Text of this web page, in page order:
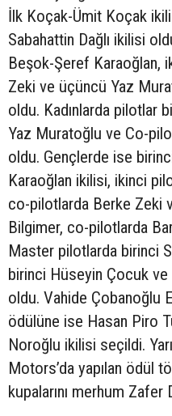
İlk Koçak-Ümit Koçak
Sabahattin Dağlı ikilisi
Beşok-Şeref Karaoğlan,
Zeki ve üçüncü Yaz
oldu. Kadınlarda pilotlar
Yaz Muratoğlu ve Co-
oldu. Gençlerde ise
Karaoğlan ikilisi, ikinci
co-pilotlarda Berke Zeki
Bilgimer, co-pilotlarda
Master pilotlarda birinci
birinci Hüseyin Çocuk
oldu. Vahide Çobanoğlu
ödülüne ise Hasan Piro
Noroğlu ikilisi seçildi.
Motors’da yapılan ödül
kupalarını merhum Zafer